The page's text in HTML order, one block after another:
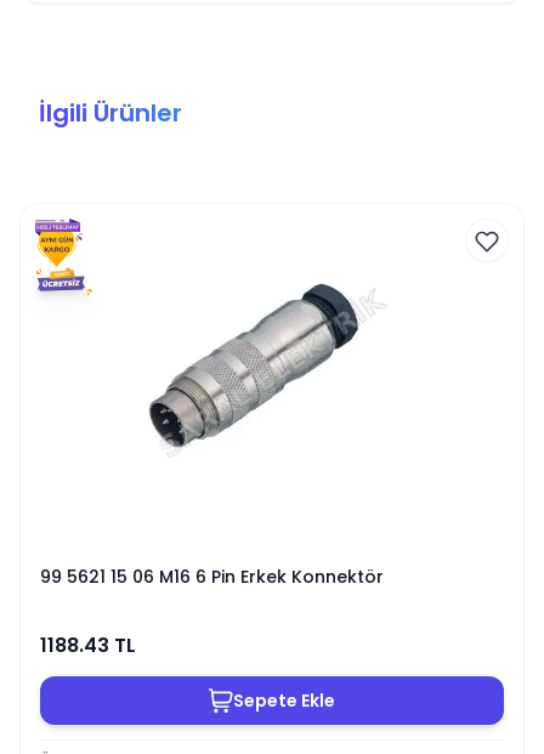
İlgili Ürünler
99 5621 15 06 M16 6 Pin Erkek Konnektör
1188.43 TL
Sepete Ekle